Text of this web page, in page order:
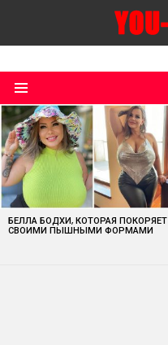
MOST
VIEWED
STORIES
БЕЛЛА БОДХИ, КОТОРАЯ ПОКОРЯЕТ
СВОИМИ ПЫШНЫМИ ФОРМАМИ